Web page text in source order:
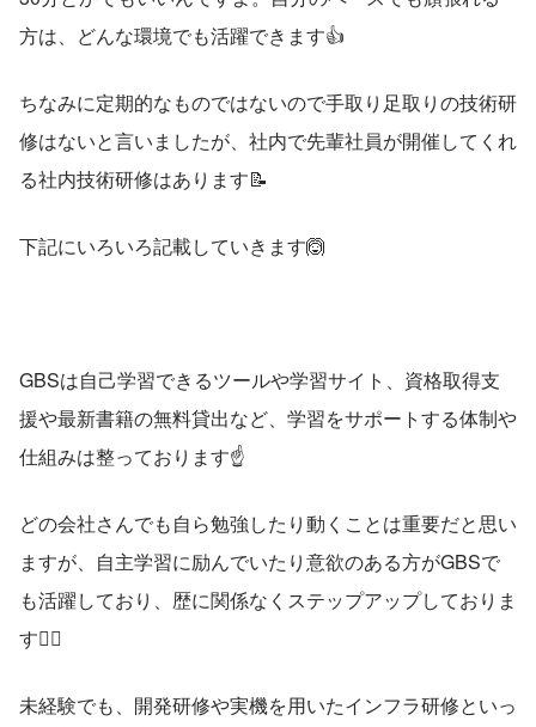
方は、どんな環境でも活躍できます👍
ちなみに定期的なものではないので手取り足取りの技術研
修はないと言いましたが、社内で先輩社員が開催してくれ
る社内技術研修はあります📝
下記にいろいろ記載していきます🙆
GBSは自己学習できるツールや学習サイト、資格取得支
援や最新書籍の無料貸出など、学習をサポートする体制や
仕組みは整っております☝️
どの会社さんでも自ら勉強したり動くことは重要だと思い
ますが、自主学習に励んでいたり意欲のある方がGBSで
も活躍しており、歴に関係なくステップアップしておりま
す❤️‍🔥
未経験でも、開発研修や実機を用いたインフラ研修といっ